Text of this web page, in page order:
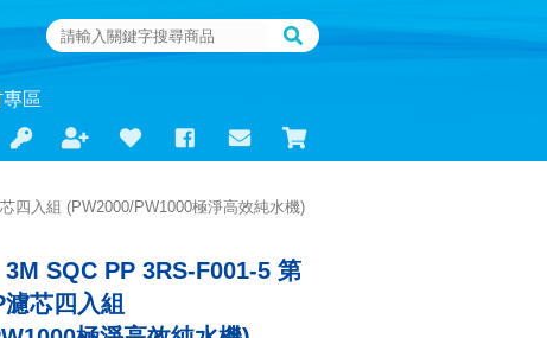
區
四入組 (PW2000/PW1000極淨高效純水機)
3M SQC PP 3RS-F001-5 第
芯四入組